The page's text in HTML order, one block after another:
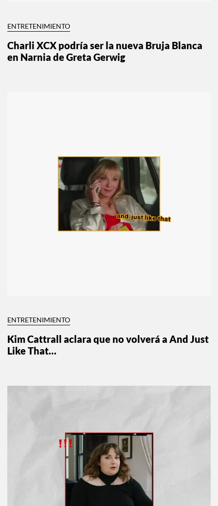
ENTRETENIMIENTO
Charli XCX podría ser la nueva Bruja Blanca
en Narnia de Greta Gerwig
ENTRETENIMIENTO
Kim Cattrall aclara que no volverá a And Just
Like That…